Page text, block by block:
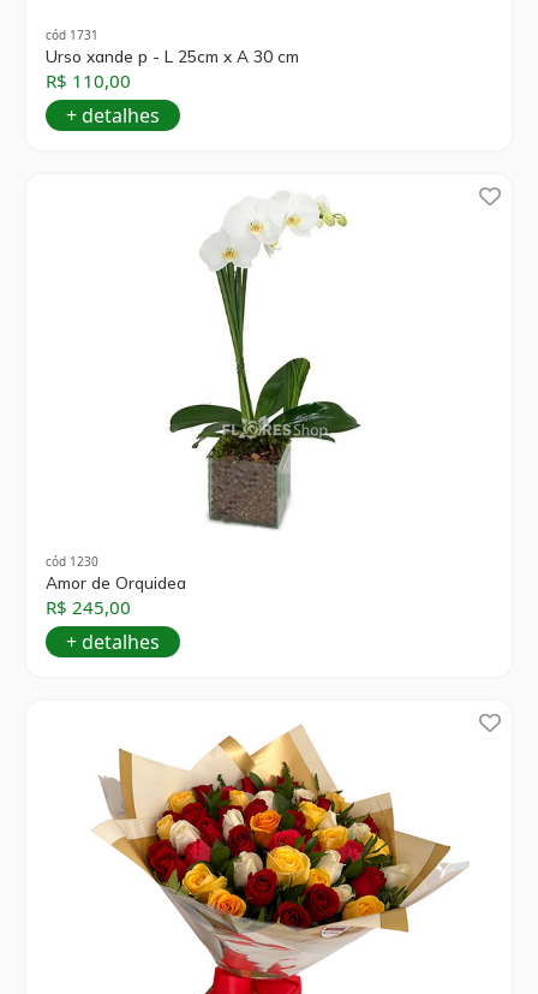
cód 1731
Urso xande p - L 25cm x A 30 cm
R$ 110,00
+ detalhes
cód 1230
Amor de Orquidea
R$ 245,00
+ detalhes